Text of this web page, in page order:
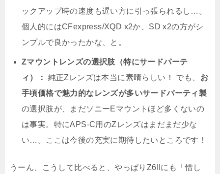
ックアップ時の速度も遅い方に引っ張られるし…。
個人的にはCFexpress/XQD x2か、SD x2の方がシ
ンプルで良かったかな、と。
Zマウントレンズの選択肢（特にサードパーテ
ィ）：
純正Zレンズは本当に素晴らしい！ でも、 お
手頃価格で魅力的なレンズが多いサードパーティ製
の選択肢が、まだソニーEマウントほど多くないの
は事実。特にAPS-C用のZレンズはまだまだ少な
い…。ここは今後の充実に期待したいところです！
うーん、こうして比べると、やっぱりZ6IIにも「惜し